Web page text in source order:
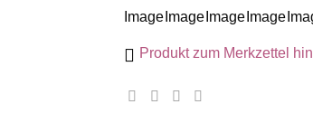
Produkt zum Merkzettel